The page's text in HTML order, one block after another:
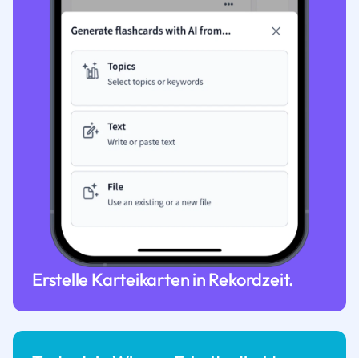
Erstelle Karteikarten in Rekordzeit.